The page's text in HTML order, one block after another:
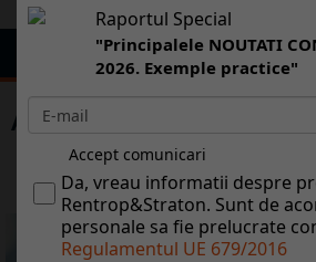
ANAF actualizeaza
Raportul Special
"Principalele NOUTATI
2026. Exemple practice"
Accept comunicari
Da, vreau informatii despre
Rentrop&Straton. Sunt de acord ca datele
personale sa fie prelucrate
Regulamentul UE 679/2016